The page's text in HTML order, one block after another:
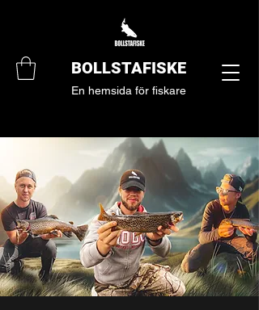
BOLLSTAFISKE
En hemsida för fiskare